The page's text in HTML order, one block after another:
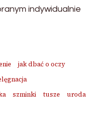
indywidualnie
jak dbać o oczy
szminki tusze
uroda